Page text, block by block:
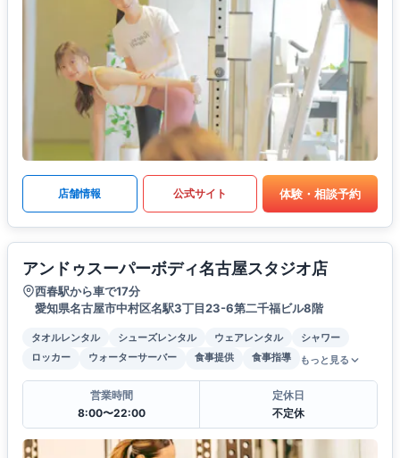
店舗情報 公式サイト 体験・相談予約
アンドゥスーパーボディ名古屋スタジオ店
西春駅から車で17分
愛知県名古屋市中村区名駅3丁目23-6第二千福ビル8階
タオルレンタル シューズレンタル ウェアレンタル
シャワー
ロッカー
ウォーターサーバー 食事提供 食事指導 もっと見る
営業時間
8:00〜22:00
定休日
不定休